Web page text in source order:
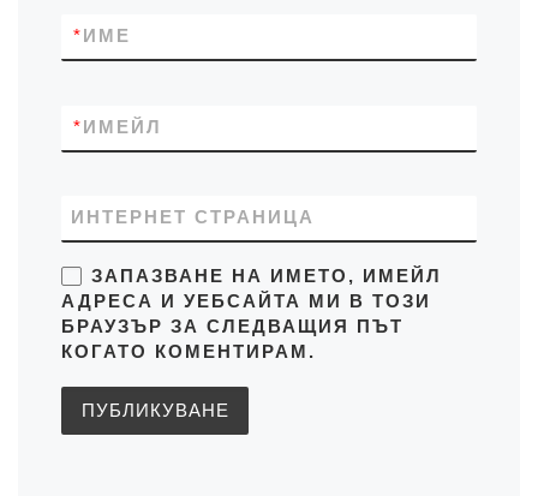
ИМЕ
*
ИМЕЙЛ
*
ИНТЕРНЕТ СТРАНИЦА
ЗАПАЗВАНЕ НА ИМЕТО, ИМЕЙЛ
АДРЕСА И УЕБСАЙТА МИ В ТОЗИ
БРАУЗЪР ЗА СЛЕДВАЩИЯ ПЪТ
КОГАТО КОМЕНТИРАМ.